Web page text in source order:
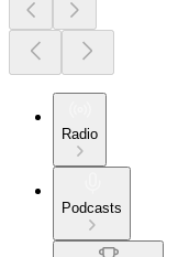
Radio
Podcasts